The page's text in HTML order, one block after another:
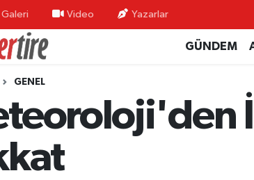
Video Yazarlar
GÜNDEM
GENEL
Haritası
ve Fikstür